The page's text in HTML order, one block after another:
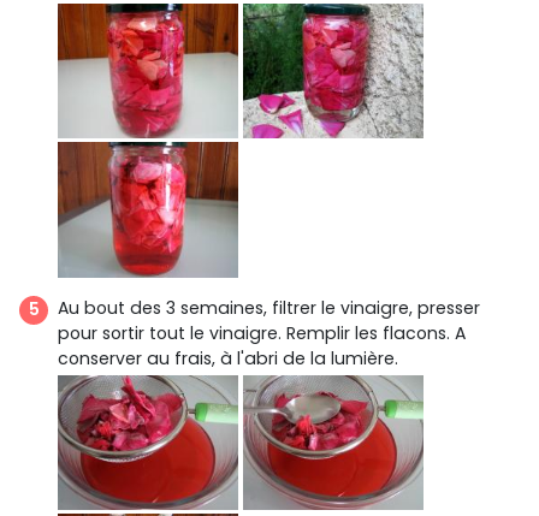
Au bout des 3 semaines, filtrer le vinaigre, presser
pour sortir tout le vinaigre. Remplir les flacons. A
conserver au frais, à l'abri de la lumière.